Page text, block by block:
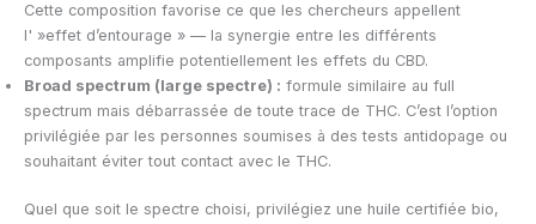
Cette composition favorise ce que les chercheurs appellent
l' »effet d’entourage » — la synergie entre les différents
composants amplifie potentiellement les effets du CBD.
Broad spectrum (large spectre) : formule similaire au full
spectrum mais débarrassée de toute trace de THC. C’est l’option
privilégiée par les personnes soumises à des tests antidopage ou
souhaitant éviter tout contact avec le THC.
Quel que soit le spectre choisi, privilégiez une huile certifiée bio,